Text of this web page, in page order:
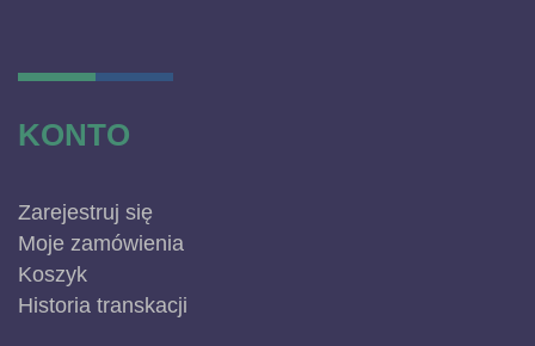
KONTO
Zarejestruj się
Moje zamówienia
Koszyk
Historia transkacji